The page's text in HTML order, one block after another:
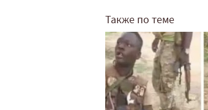
Также по теме